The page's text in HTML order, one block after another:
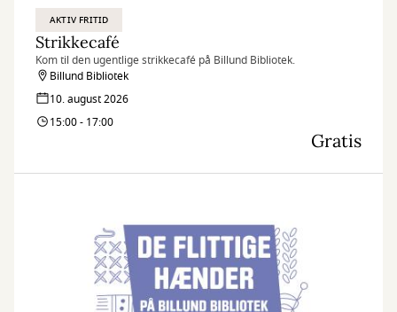
AKTIV FRITID
Strikkecafé
Kom til den ugentlige strikkecafé på Billund Bibliotek.
Billund Bibliotek
10. august 2026
15:00 - 17:00
Gratis